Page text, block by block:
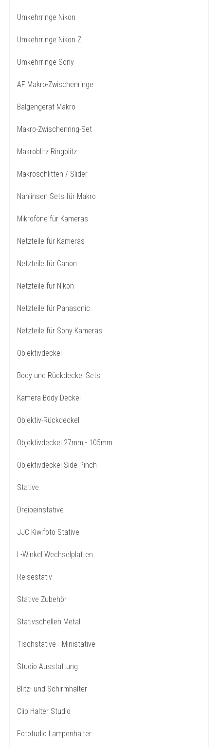
Umkehrringe Nikon
Umkehrringe Nikon Z
Umkehrringe Sony
AF Makro-Zwischenringe
Balgengerät Makro
Makro-Zwischenring-Set
Makroblitz Ringblitz
Makroschlitten / Slider
Nahlinsen Sets für Makro
Mikrofone für Kameras
Netzteile für Kameras
Netzteile für Canon
Netzteile für Nikon
Netzteile für Panasonic
Netzteile für Sony Kameras
Objektivdeckel
Body und Rückdeckel Sets
Kamera Body Deckel
Objektiv-Rückdeckel
Objektivdeckel 27mm - 105mm
Objektivdeckel Side Pinch
Stative
Dreibeinstative
JJC Kiwifoto Stative
L-Winkel Wechselplatten
Reisestativ
Stative Zubehör
Stativschellen Metall
Tischstative - Ministative
Studio Ausstattung
Blitz- und Schirmhalter
Clip Halter Studio
Fototudio Lampenhalter